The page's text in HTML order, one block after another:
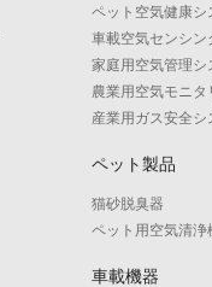
ペット空気健康シ
車載空気センシン
家庭用空気管理シ
農業用空気モニ
産業用ガス安全シ
ペット製品
猫砂脱臭器
ペット用空気清浄
車載機器